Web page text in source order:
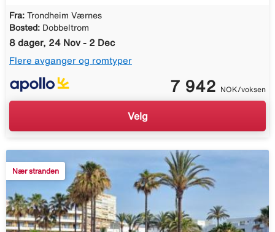
Fra: Trondheim Værnes
Bosted: Dobbeltrom
8 dager, 24 Nov - 2 Dec
Flere avganger og romtyper
7 942 NOK/voksen
Velg
Nær stranden